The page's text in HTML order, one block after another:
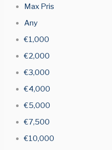
Max Pris
Any
€1,000
€2,000
€3,000
€4,000
€5,000
€7,500
€10,000